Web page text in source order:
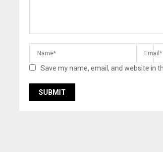
Save my name, email, and website in